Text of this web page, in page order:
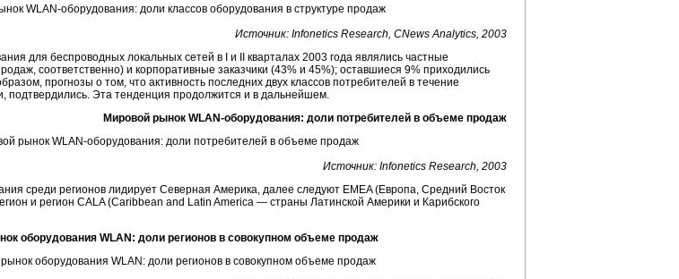
Источник: Infonetics Research, CNews Analytics, 2003
для беспроводных локальных сетей в I и II кварталах 2003 года являлись частные
соответственно) и корпоративные заказчики (43% и 45%); оставшиеся 9% приходились
прогнозы о том, что активность последних двух классов потребителей в течение
подтвердились. Эта тенденция продолжится и в дальнейшем.
Мировой рынок WLAN-оборудования: доли потребителей в объеме продаж
Источник: Infonetics Research, 2003
среди регионов лидирует Северная Америка, далее следуют EMEA (Европа, Средний Восток
и регион CALA (Caribbean and Latin America — страны Латинской Америки и Карибского
оборудования WLAN: доли регионов в совокупном объеме продаж